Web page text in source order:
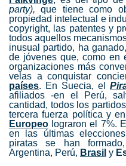
party),que tiene como
propiedad intelectual e
copyright, las patentes y
todos aquellos
inusual partido, ha
de jóvenes que, como en
organizaciones más
velas a conquistar
países. En Suecia, el
afiliados -en el Perú,
cantidad, todos los
tercera fuerza política y
Europeo lograron el 7%.
en las últimas
piratas se han
Argentina, Perú, Brasil y